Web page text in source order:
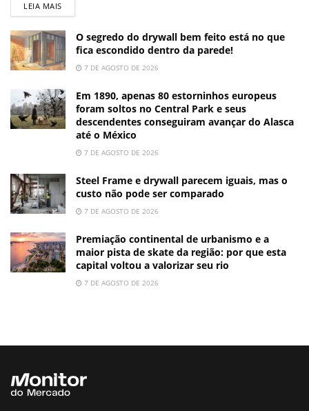
LEIA MAIS
O segredo do drywall bem feito está no que
fica escondido dentro da parede!
7 DE AGOSTO DE 2026
Em 1890, apenas 80 estorninhos europeus
foram soltos no Central Park e seus
descendentes conseguiram avançar do Alasca
até o México
7 DE AGOSTO DE 2026
Steel Frame e drywall parecem iguais, mas o
custo não pode ser comparado
7 DE AGOSTO DE 2026
Premiação continental de urbanismo e a
maior pista de skate da região: por que esta
capital voltou a valorizar seu rio
7 DE AGOSTO DE 2026